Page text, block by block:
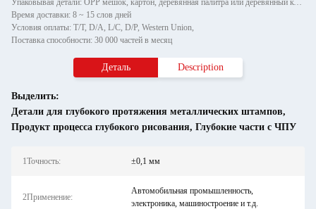
Упаковывая детали: OPP мешок, картон, деревянная палитра или деревянный корпус упаковки, может обеспечить индивидуальны
Время доставки: 8 ~ 15 слов дней
Условия оплаты: T/T, D/A, L/C, D/P, Western Union,
Поставка способности: 30 000 частей в месяц
Деталь Description
Выделить:
Детали для глубокого протяжения металлических штампов,
Продукт процесса глубокого рисования, Глубокие части с ЧПУ
1Точность: ±0,1 мм
2Применение:
Автомобильная промышленность,
электроника, машиностроение и т.д.